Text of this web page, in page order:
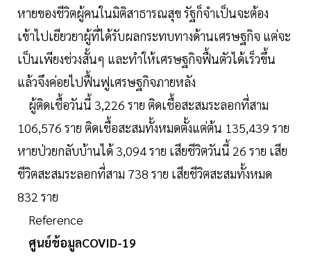
หายของชีวิตผู้คนในมิติสาธารณสุข รัฐก็จำเป็นจะต้อง
เข้าไปเยียวยาผู้ที่ได้รับผลกระทบทางด้านเศรษฐกิจ แต่จะ
เป็นเพียงช่วงสั้นๆ และทำให้เศรษฐกิจฟื้นตัวได้เร็วขึ้น
แล้วจึงค่อยไปฟื้นฟูเศรษฐกิจภายหลัง
ผู้ติดเชื้อวันนี้ 3,226 ราย ติดเชื้อสะสมระลอกที่สาม
106,576 ราย ติดเชื้อสะสมทั้งหมดตั้งแต่ต้น 135,439 ราย
หายป่วยกลับบ้านได้ 3,094 ราย เสียชีวิตวันนี้ 26 ราย เสีย
ชีวิตสะสมระลอกที่สาม 738 ราย เสียชีวิตสะสมทั้งหมด
832 ราย
Reference
ศูนย์ข้อมูลCOVID-19